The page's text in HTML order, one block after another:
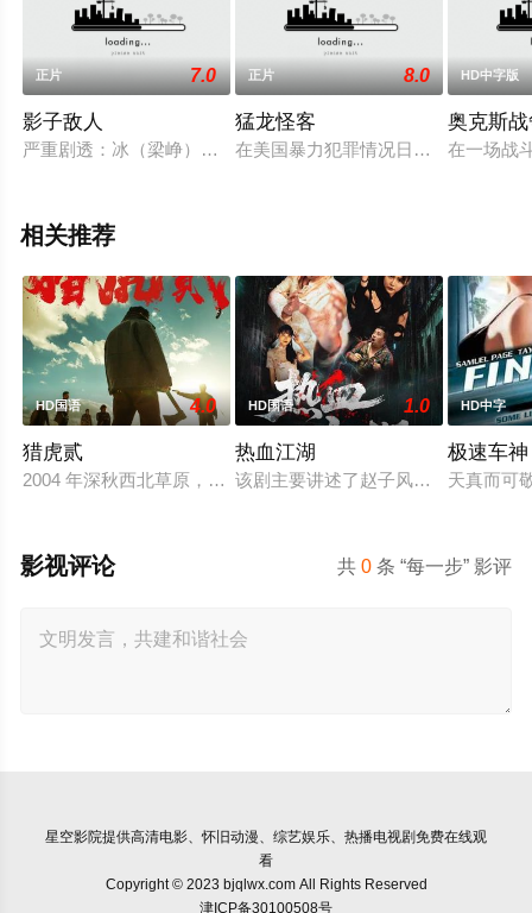
正片 7.0
影子敌人
严重剧透：冰（梁峥）是名女警，最大的志愿便是儆恶惩奸，谁
正片 8.0
猛龙怪客
在美国暴力犯罪情况日益严重的七十
HD中字版
奥克斯
在一场战
相关推荐
HD国语 4.0
猎虎贰
2004 年深秋西北草原，假交警截停铜矿押运车，炸药破箱、两
HD国语 1.0
热血江湖
该剧主要讲述了赵子风从小和爷爷在
HD中字
极速车神
天真而可
共0 条 “每一步” 影评
影视评论
星空影院提供高清电影、怀旧动漫、综艺娱乐、热播电视剧免费在线观
看
Copyright © 2023 bjqlwx.com All Rights Reserved
津ICP备30100508号